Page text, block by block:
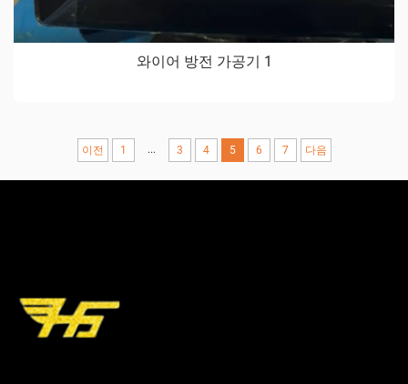
와이어 방전 가공기 1
이전 1 ... 3 4 5 6 7 다음